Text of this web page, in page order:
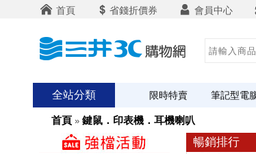
首頁 省錢折價券 會員中心
全站分類 限時特賣 筆記型電
首頁 » 鍵鼠．印表機．耳機喇叭
暢銷排行